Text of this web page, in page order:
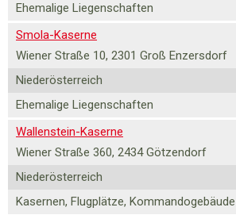
Ehemalige Liegenschaften
Smola-Kaserne
Wiener Straße 10, 2301 Groß Enzersdorf
Niederösterreich
Ehemalige Liegenschaften
Wallenstein-Kaserne
Wiener Straße 360, 2434 Götzendorf
Niederösterreich
Kasernen, Flugplätze, Kommandogebäude